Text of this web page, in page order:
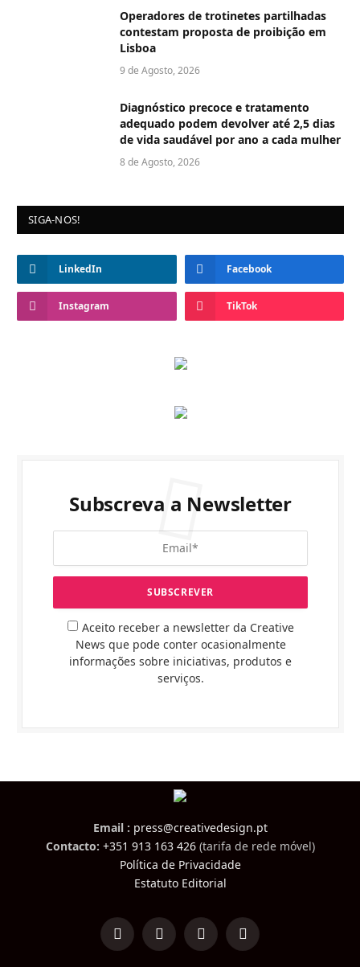
Operadores de trotinetes partilhadas
contestam proposta de proibição em
Lisboa
9 de Agosto, 2026
Diagnóstico precoce e tratamento
adequado podem devolver até 2,5 dias
de vida saudável por ano a cada mulher
8 de Agosto, 2026
SIGA-NOS!
LinkedIn Facebook
Instagram TikTok
Subscreva a Newsletter
Aceito receber a newsletter da Creative
News que pode conter ocasionalmente
informações sobre iniciativas, produtos e
serviços.
Email : press@creativedesign.pt
Contacto: +351 913 163 426(tarifa de rede móvel)
Política de Privacidade
Estatuto Editorial
LinkedInFacebookInstagramTikTok